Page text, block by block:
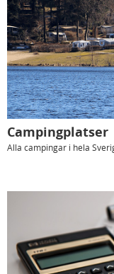
Campingplatser
Alla campingar i hela